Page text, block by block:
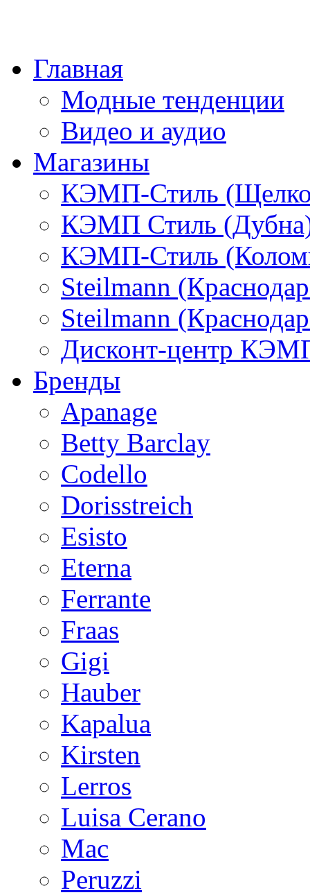
Главная
Модные тенденции
Видео и аудио
Магазины
КЭМП-Стиль
КЭМП Стиль
КЭМП-Стиль
Steilmann
Steilmann
Дисконт-центр
Бренды
Apanage
Betty Barclay
Codello
Dorisstreich
Esisto
Eterna
Ferrante
Fraas
Gigi
Hauber
Kapalua
Kirsten
Lerros
Luisa Cerano
Mac
Peruzzi